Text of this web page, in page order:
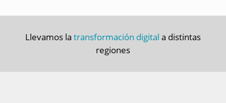
Llevamos la transformación digital a distintas
regiones